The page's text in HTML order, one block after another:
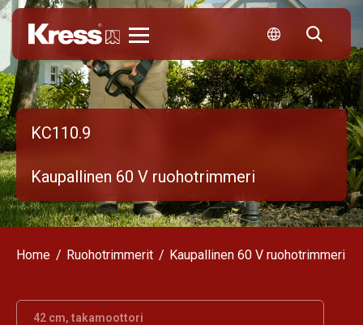
KC110.9
Kaupallinen 60 V ruohotrimmeri
Home Ruohotrimmerit Kaupallinen 60 V ruohotrimmeri
42 cm, takamoottori